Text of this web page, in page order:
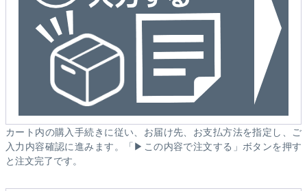
カート内の購入手続きに従い、お届け先、お支払方法を指定し、ご
入力内容確認に進みます。「▶この内容で注文する」ボタンを押す
と注文完了です。